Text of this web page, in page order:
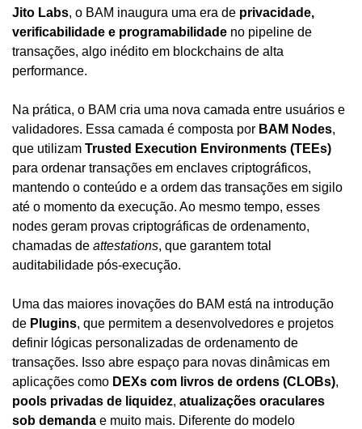
Jito Labs, o BAM inaugura uma era de privacidade,
verificabilidade e programabilidade no pipeline de
transações, algo inédito em blockchains de alta
performance.
Na prática, o BAM cria uma nova camada entre usuários e
validadores. Essa camada é composta por BAM Nodes,
que utilizam Trusted Execution Environments (TEEs)
para ordenar transações em enclaves criptográficos,
mantendo o conteúdo e a ordem das transações em sigilo
até o momento da execução. Ao mesmo tempo, esses
nodes geram provas criptográficas de ordenamento,
chamadas de attestations, que garantem total
auditabilidade pós-execução.
Uma das maiores inovações do BAM está na introdução
de Plugins, que permitem a desenvolvedores e projetos
definir lógicas personalizadas de ordenamento de
transações. Isso abre espaço para novas dinâmicas em
aplicações como DEXs com livros de ordens (CLOBs)
pools privadas de liquidez, atualizações oraculares
sob demanda e muito mais. Diferente do modelo